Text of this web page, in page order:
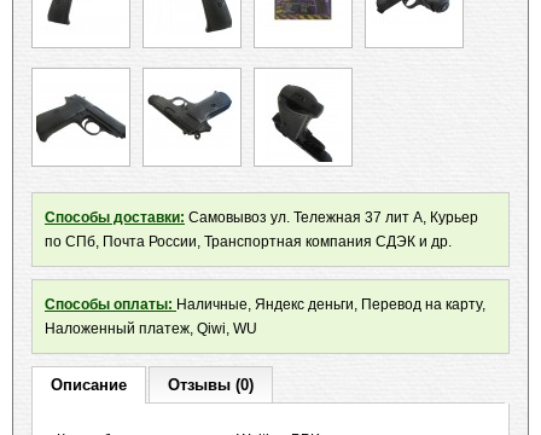
Способы доставки: Самовывоз ул. Тележная 37 лит А, Курьер
по СПб, Почта России, Транспортная компания СДЭК и др.
Способы оплаты: Наличные, Яндекс деньги, Перевод на карту,
Наложенный платеж, Qiwi, WU
Описание Отзывы (0)